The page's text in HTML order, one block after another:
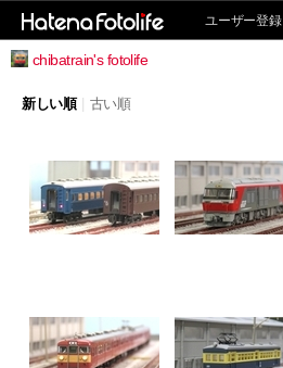
ユーザー登録
chibatrain's fotolife
新しい順 古い順